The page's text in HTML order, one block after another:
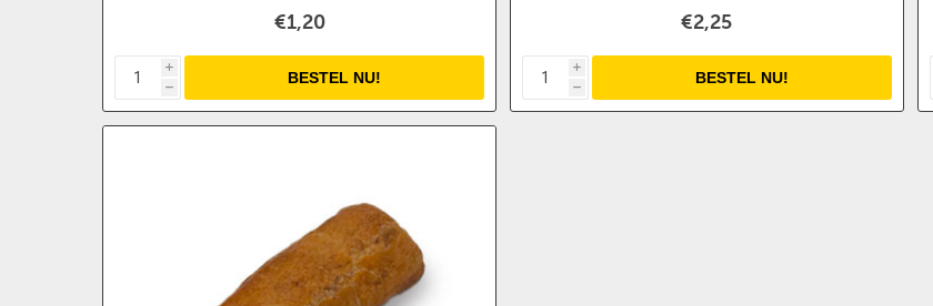
€1,20
i
h
€2,25
i
h